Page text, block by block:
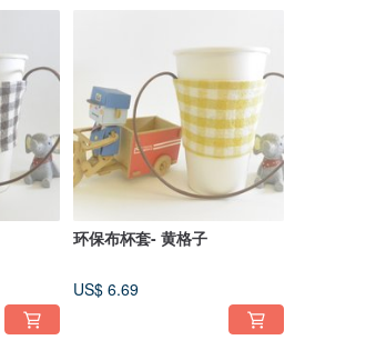
环保布杯套- 黄格子
US$ 6.69